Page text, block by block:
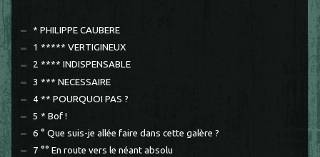
* PHILIPPE CAUBERE
1 ***** VERTIGINEUX
2 **** INDISPENSABLE
3 *** NECESSAIRE
4 ** POURQUOI PAS ?
5 * Bof !
6 ° Que suis-je allée faire dans cette galère ?
7 °° En route vers le néant absolu